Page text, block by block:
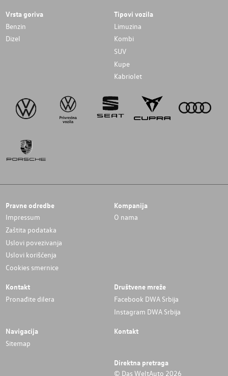
Vrsta goriva
Benzin
Dizel
Tipovi vozila
Limuzina
Kombi
SUV
Kupe
Kabriolet
Pravne odredbe
Impressum
Zaštita podataka
Uslovi povezivanja
Uslovi korišćenja
Cookies smernice
Kompanija
O nama
Kontakt
Pronađite dilera
Društvene mreže
Facebook DWA Srbija
Instagram DWA Srbija
Navigacija
Sitemap
Kontakt
Direktna pretraga
© Das WeltAuto 2026